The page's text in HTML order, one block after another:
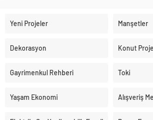
Yeni Projeler Manşetler
Dekorasyon Konut
Gayrimenkul Rehberi Toki
Yaşam Ekonomi Alışveriş